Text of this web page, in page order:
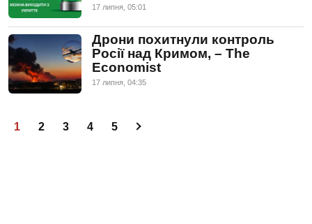
17 липня, 05:01
Дрони похитнули контроль
Росії над Кримом, – The
Economist
17 липня, 04:35
1 2 3 4 5